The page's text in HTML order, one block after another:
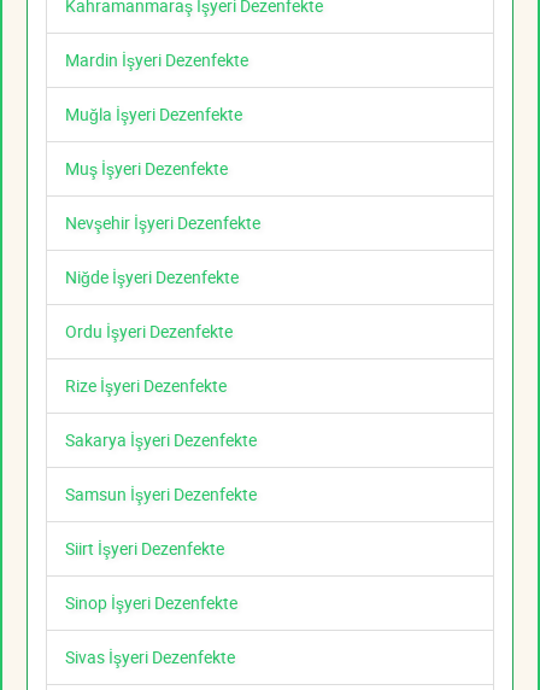
Kahramanmaraş İşyeri Dezenfekte
Mardin İşyeri Dezenfekte
Muğla İşyeri Dezenfekte
Muş İşyeri Dezenfekte
Nevşehir İşyeri Dezenfekte
Niğde İşyeri Dezenfekte
Ordu İşyeri Dezenfekte
Rize İşyeri Dezenfekte
Sakarya İşyeri Dezenfekte
Samsun İşyeri Dezenfekte
Siirt İşyeri Dezenfekte
Sinop İşyeri Dezenfekte
Sivas İşyeri Dezenfekte